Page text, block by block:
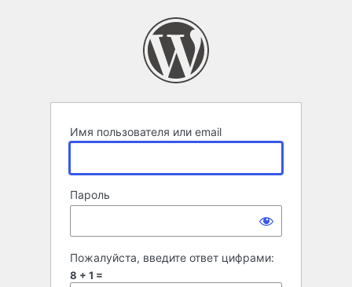
Имя пользователя или email
Пароль
Пожалуйста, введите ответ цифрами:
8 + 1 =